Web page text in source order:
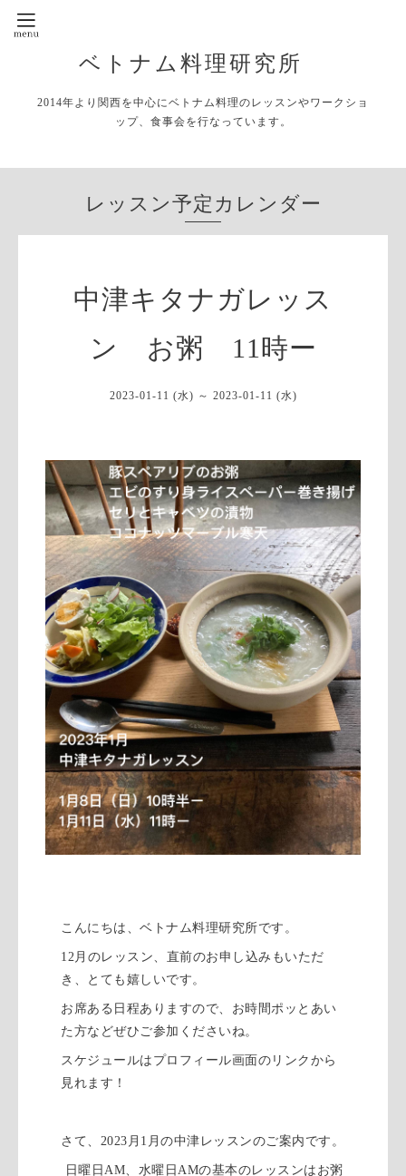
ベトナム料理研究所
2014年より関西を中心にベトナム料理のレッスンやワークショ
ップ、食事会を行なっています。
レッスン予定カレンダー
中津キタナガレッス
ン お粥 11時ー
2023-01-11 (水) ～ 2023-01-11 (水)
こんにちは、ベトナム料理研究所です。
12月のレッスン、直前のお申し込みもいただ
き、とても嬉しいです。
お席ある日程ありますので、お時間ポッとあい
た方などぜひご参加くださいね。
スケジュールはプロフィール画面のリンクから
見れます！
さて、2023月1月の中津レッスンのご案内です。
日曜日AM、水曜日AMの基本のレッスンはお粥